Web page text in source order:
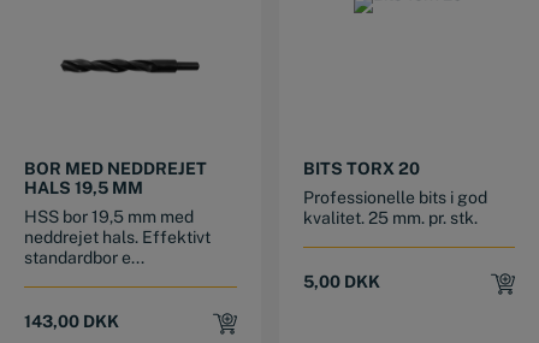
BOR MED NEDDREJET
HALS 19,5 MM
HSS bor 19,5 mm med
neddrejet hals. Effektivt
standardbor e...
143,00 DKK
BITS TORX 20
Professionelle bits i god
kvalitet. 25 mm. pr. stk.
5,00 DKK